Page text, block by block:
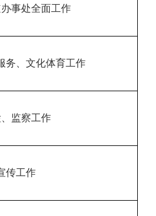
事处全面工作
务、文化体育工作
监察工作
传工作